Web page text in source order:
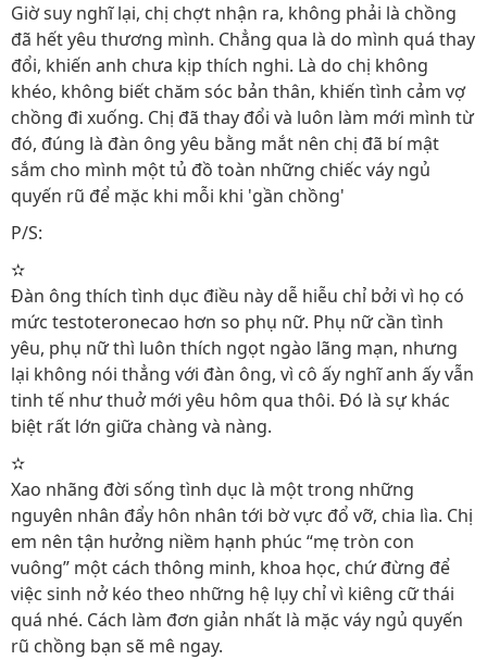
Giờ suy nghĩ lại, chị chợt nhận ra, không phải là chồng
đã hết yêu thương mình. Chẳng qua là do mình quá thay
đổi, khiến anh chưa kịp thích nghi. Là do chị không
khéo, không biết chăm sóc bản thân, khiến tình cảm vợ
chồng đi xuống. Chị đã thay đổi và luôn làm mới mình từ
đó, đúng là đàn ông yêu bằng mắt nên chị đã bí mật
sắm cho mình một tủ đồ toàn những chiếc váy ngủ
quyến rũ để mặc khi mỗi khi 'gần chồng'
P/S:
✫
Đàn ông thích tình dục điều này dễ hiễu chỉ bởi vì họ có
mức testoteronecao hơn so phụ nữ. Phụ nữ cần tình
yêu, phụ nữ thì luôn thích ngọt ngào lãng mạn, nhưng
lại không nói thẳng với đàn ông, vì cô ấy nghĩ anh ấy vẫn
tinh tế như thuở mới yêu hôm qua thôi. Đó là sự khác
biệt rất lớn giữa chàng và nàng.
✫
Xao nhãng đời sống tình dục là một trong những
nguyên nhân đẩy hôn nhân tới bờ vực đổ vỡ, chia lìa. Chị
em nên tận hưởng niềm hạnh phúc “mẹ tròn con
vuông” một cách thông minh, khoa học, chứ đừng để
việc sinh nở kéo theo những hệ lụy chỉ vì kiêng cữ thái
quá nhé. Cách làm đơn giản nhất là mặc váy ngủ quyến
rũ chồng bạn sẽ mê ngay.